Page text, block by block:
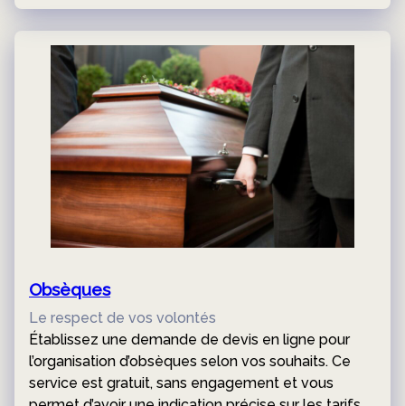
Obsèques
Le respect de vos volontés
Établissez une demande de devis en ligne pour
l’organisation d’obsèques selon vos souhaits. Ce
service est gratuit, sans engagement et vous